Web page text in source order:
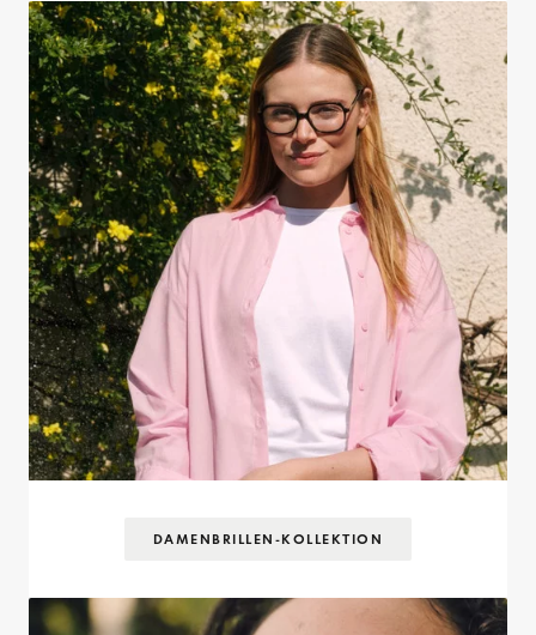
DAMENBRILLEN-KOLLEKTION